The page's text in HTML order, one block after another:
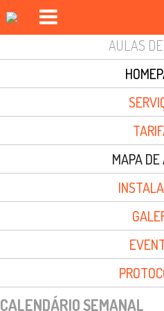
PISCINAS FOZ
PISCINAS
AULAS DE
DAY
DESPORTO
LOGIN
AULAS
MAPA
CALENDÁRIO SEMANAL